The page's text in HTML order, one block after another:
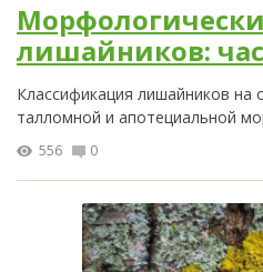
лишайников:
Классификация лишайников на
талломной и апотециальной
556 0